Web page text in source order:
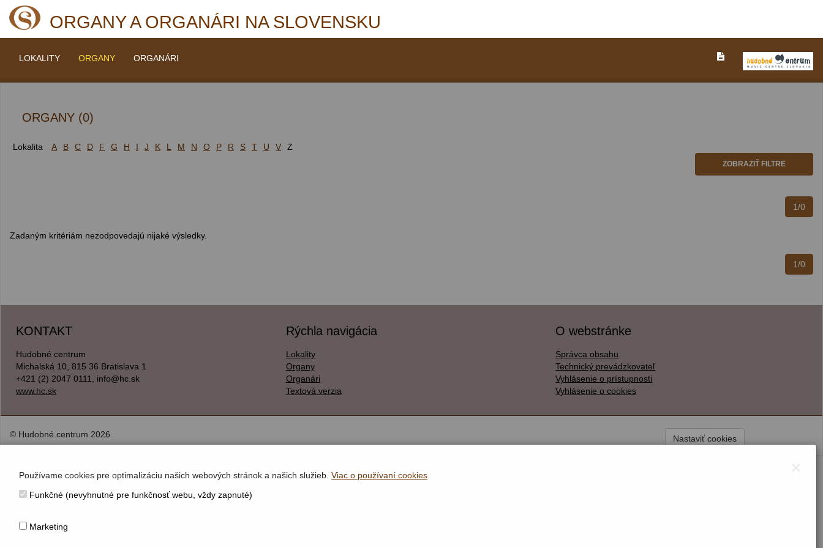
ORGANY A ORGANÁRI NA SLOVENSKU
LOKALITY ORGANY ORGANÁRI
ORGANY (0)
Lokalita A B C D F G H I J K L M N O P R S T U V Z
ZOBRAZIŤ FILTRE
1/0
Zadaným kritériám nezodpovedajú nijaké výsledky.
1/0
KONTAKT
Hudobné centrum
Michalská 10, 815 36 Bratislava 1
+421 (2) 2047 0111, info@hc.sk
www.hc.sk
Rýchla navigácia
Lokality
Organy
Organári
Textová verzia
O webstránke
Správca obsahu
Technický prevádzkovateľ
Vyhlásenie o prístupnosti
Vyhlásenie o cookies
© Hudobné centrum 2026 Nastaviť cookies
Používame cookies pre optimalizáciu našich webových stránok a našich služieb. Viac o používaní cookies
Funkčné (nevyhnutné pre funkčnosť webu, vždy zapnuté)
Marketing